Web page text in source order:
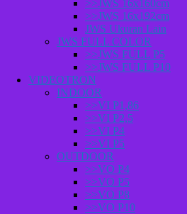
>>JWS 16x160cm
>>JWS 16x192cm
JWS Ukuran Lain
JWS FULL COLOR
>>JWS FULL P5
>>JWS FULL P10
VIDEOTRON
INDOOR
>>VI P1,86
>>VI P2,5
>>VI P4
>>VI P5
OUTDOOR
>>VO P4
>>VO P5
>>VO P8
>>VO P10